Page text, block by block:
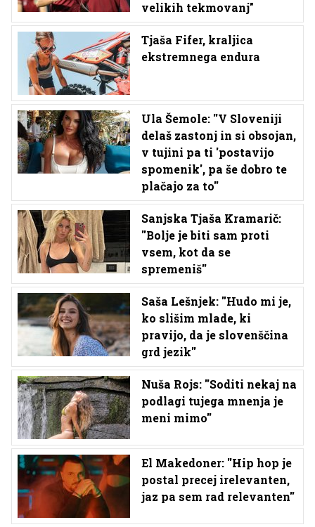
velikih tekmovanj"
Tjaša Fifer, kraljica
ekstremnega endura
Ula Šemole: ''V Sloveniji
delaš zastonj in si obsojan,
v tujini pa ti 'postavijo
spomenik', pa še dobro te
plačajo za to''
Sanjska Tjaša Kramarič:
''Bolje je biti sam proti
vsem, kot da se
spremeniš''
Saša Lešnjek: ''Hudo mi je,
ko slišim mlade, ki
pravijo, da je slovenščina
grd jezik''
Nuša Rojs: ''Soditi nekaj na
podlagi tujega mnenja je
meni mimo''
El Makedoner: ''Hip hop je
postal precej irelevanten,
jaz pa sem rad relevanten''